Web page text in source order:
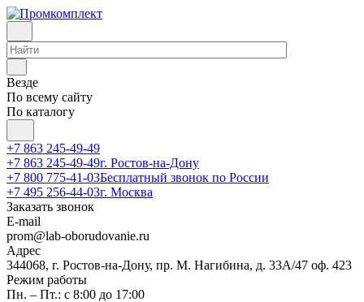
Везде
По всему сайту
По каталогу
+7 863 245-49-49
+7 863 245-49-49г. Ростов-на-Дону
+7 800 775-41-03Бесплатный звонок по России
+7 495 256-44-03г. Москва
Заказать звонок
E-mail
prom@lab-oborudovanie.ru
Адрес
344068, г. Ростов-на-Дону, пр. М. Нагибина, д. 33А/47 оф. 423
Режим работы
Пн. – Пт.: с 8:00 до 17:00